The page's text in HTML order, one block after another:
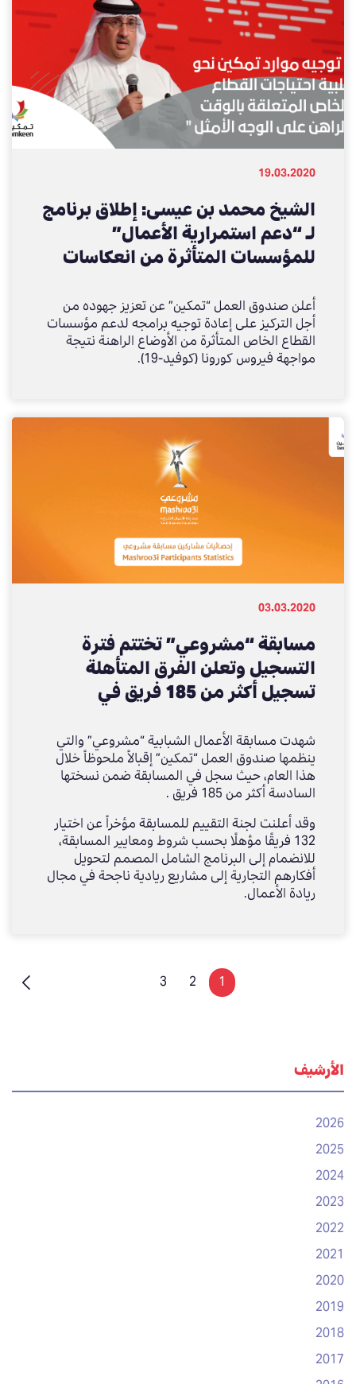
19.03.2020
الشيخ محمد بن عيسى: إطلاق برنامج
لـ “دعم استمرارية الأعمال”
للمؤسسات المتأثرة من انعكاسات
أعلن صندوق العمل “تمكين” عن تعزيز جهوده من
أجل التركيز على إعادة توجيه برامجه لدعم مؤسسات
القطاع الخاص المتأثرة من الأوضاع الراهنة نتيجة
مواجهة فيروس كورونا (كوفيد-19).
03.03.2020
مسابقة “مشروعي” تختتم فترة
التسجيل وتعلن الفرق المتأهلة
تسجيل أكثر من 185 فريق في
النسخة السادسة من المسابقة
شهدت مسابقة الأعمال الشبابية “مشروعي” والتي
ينظمها صندوق العمل “تمكين” إقبالاً ملحوظاً خلال
هذا العام، حيث سجل في المسابقة ضمن نسختها
السادسة أكثر من 185 فريق .
وقد أعلنت لجنة التقييم للمسابقة مؤخراً عن اختيار
132 فريقًا مؤهلًا بحسب شروط ومعايير المسابقة،
للانضمام إلى البرنامج الشامل المصمم لتحويل
أفكارهم التجارية إلى مشاريع ريادية ناجحة في مجال
ريادة الأعمال.
1
2
3
الأرشيف
2026
2025
2024
2023
2022
2021
2020
2019
2018
2017